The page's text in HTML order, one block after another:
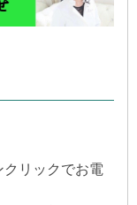
リックでお電